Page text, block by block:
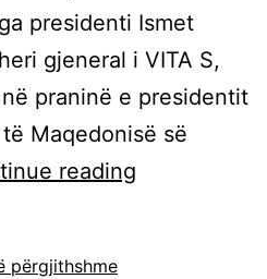
presidenti Ismet
gjeneral i VITA S,
praninë e presidentit
Maqedonisë së
reading
përgjithshme